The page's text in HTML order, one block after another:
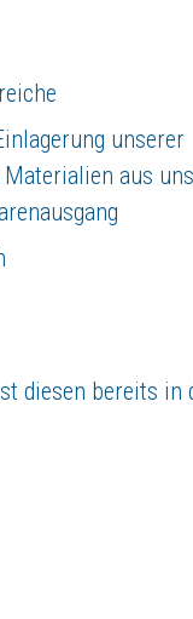
und Kollegen
bei der
entwickelt. Auf
uns erst einmal
einem familiären,
unserer
aus
diesen bereits in